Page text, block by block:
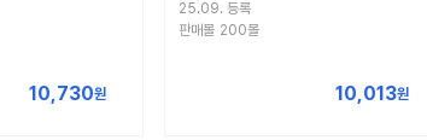
10,730원
25.09. 등록
판매몰 200몰
10,013원